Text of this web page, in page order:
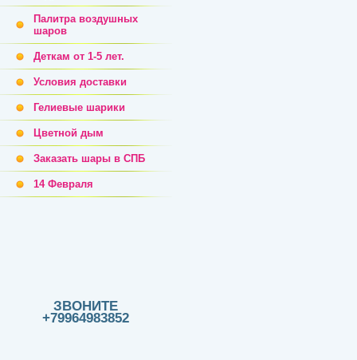
Палитра воздушных
шаров
Деткам от 1-5 лет.
Условия доставки
Гелиевые шарики
Цветной дым
Заказать шары в СПБ
14 Февраля
ЗВОНИТЕ
+79964983852